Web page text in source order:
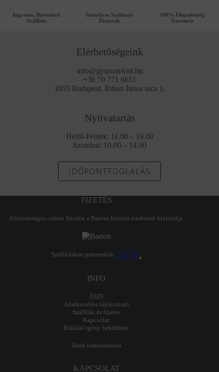
Ingyenes, Biztosított
Szállítás
Személyre Szabható
Ékszerek
100% Elégedettség
Garancia
Elérhetőségeink
info@gyuruneked.hu
+36 70 771 6651
1055 Budapest, Bihari János utca 1.
Nyitvatartás
Hétfő-Péntek: 11.00 – 19.00
Szombat: 10.00 – 14.00
IDŐPONTFOGLALÁS
FIZETÉS
A biztonságos online fizetést a Barion fizetési rendszere biztosítja.
Szállításban partnerünk:
INFO
ÁSZF
Adatkezelési tájékoztató
Szállítás és fizetés
Kapcsolat
Elállási igény beküldése
Sütik testreszabása
KAPCSOLAT